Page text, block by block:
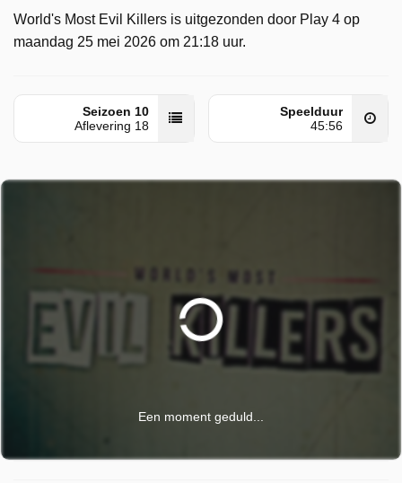
World's Most Evil Killers is uitgezonden door Play 4 op
maandag 25 mei 2026 om 21:18 uur.
Seizoen 10
Aflevering 18
Speelduur
45:56
Een moment geduld...